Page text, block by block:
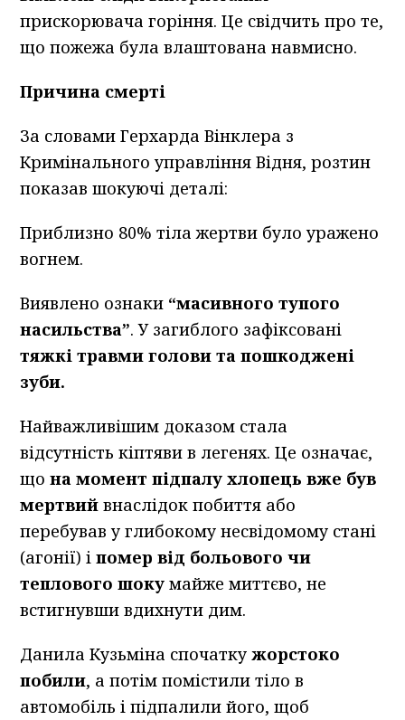
прискорювача горіння. Це свідчить про те,
що пожежа була влаштована навмисно.
Причина смерті
За словами Герхарда Вінклера з
Кримінального управління Відня, розтин
показав шокуючі деталі:
Приблизно 80% тіла жертви було уражено
вогнем.
Виявлено ознаки “масивного тупого
насильства”. У загиблого зафіксовані
тяжкі травми голови та пошкоджені
зуби.
Найважливішим доказом стала
відсутність кіптяви в легенях. Це означає,
щона момент підпалу хлопець вже був
мертвийвнаслідок побиття або
перебував у глибокому несвідомому стані
(агонії) іпомер від больового чи
теплового шокумайже миттєво, не
встигнувши вдихнути дим.
Данила Кузьміна спочаткужорстоко
побили, а потім помістили тіло в
автомобіль і підпалили його, щоб